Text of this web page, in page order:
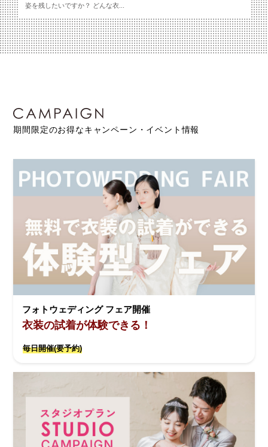
姿を残したいですか？ どんな衣...
期間限定のお得なキャンペーン・イベント情報
フォトウェディング フェア開催
衣装の試着が体験できる！
毎日開催(要予約)